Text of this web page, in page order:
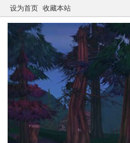
设为首页 收藏本站